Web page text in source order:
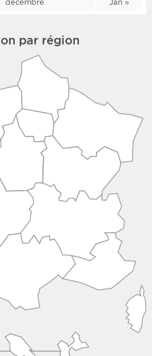
décembre Jan »
par région